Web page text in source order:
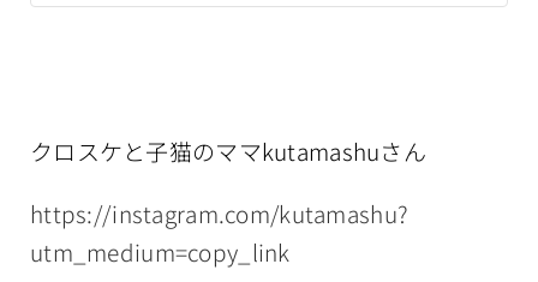
クロスケと子猫のママkutamashuさん
https://instagram.com/kutamashu?
utm_medium=copy_link